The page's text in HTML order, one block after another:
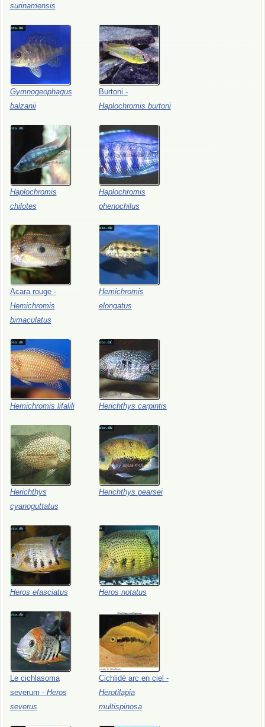
surinamensis
Gymnogeophagus
balzanii
Burtoni -
Haplochromis burtoni
Haplochromis
chilotes
Haplochromis
phenochilus
Acara rouge -
Hemichromis
bimaculatus
Hemichromis
elongatus
Hemichromis lifalili Herichthys carpintis
Herichthys
cyanoguttatus
Herichthys pearsei
Heros efasciatus Heros notatus
Le cichlasoma
severum - Heros
severus
Cichlidé arc en ciel -
Herotilapia
multispinosa